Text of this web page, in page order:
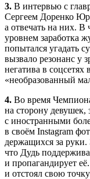
3. В интервью с
Сергеем Доренко
а отвечать на них. В
уровнем заработка
попытался угадать
вызвало резонанс у
негатива в
«необразованный
4. Во время
на сторону девушек,
с иностранными
в своём Instagram
держащихся за
что Дудь
и пропагандирует
и отстоял свою